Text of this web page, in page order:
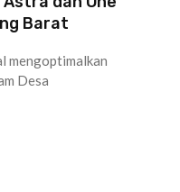
Barat
mengoptimalkan
Desa